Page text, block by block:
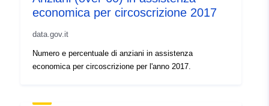
uriRef:
http://data.europa.eu/88u/dataset/
Versijos
informacija:
1.0
economica per circoscrizione 2017
data.gov.it
Numero e percentuale di anziani in assistenza
economica per circoscrizione per l'anno 2017.